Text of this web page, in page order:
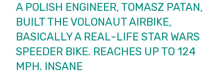
A POLISH ENGINEER, TOMASZ PATAN,
BUILT THE VOLONAUT AIRBIKE,
BASICALLY A REAL-LIFE STAR WARS
SPEEDER BIKE. REACHES UP TO 124
MPH. INSANE